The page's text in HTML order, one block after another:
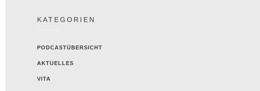
KATEGORIEN
PODCASTÜBERSICHT
AKTUELLES
VITA